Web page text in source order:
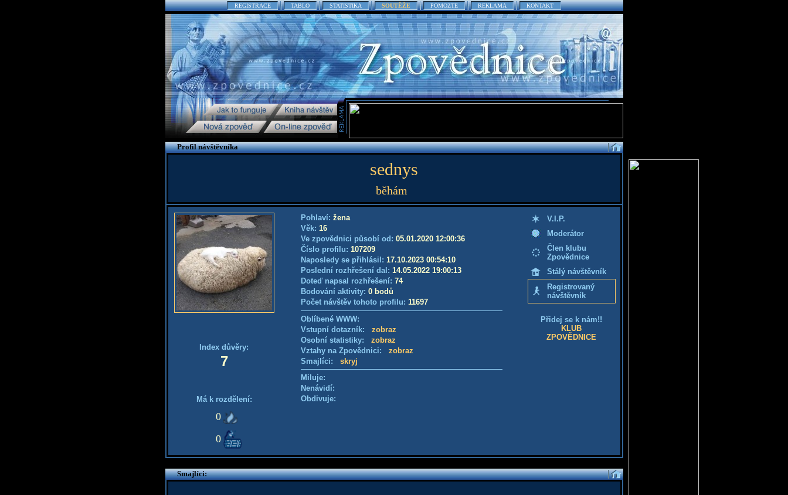
REGISTRACE TABLO STATISTIKA SOUTĚŽE POMOZTE REKLAMA KONTAKT
Profil návštěvníka
sednys
běhám
Index důvěry:
7
Má k rozdělení:
0
0
Pohlaví: žena
Věk: 16
Ve zpovědnici působí od: 05.01.2020 12:00:36
Číslo profilu: 107209
Naposledy se přihlásil: 17.10.2023 00:54:10
Poslední rozhřešení dal: 14.05.2022 19:00:13
Doteď napsal rozhřešení: 74
Bodování aktivity: 0 bodů
Počet návštěv tohoto profilu: 11697
Oblíbené WWW:
Vstupní dotazník: zobraz
Osobní statistiky: zobraz
Vztahy na Zpovědnici: zobraz
Smajlíci: skryj
Miluje:
Nenávidí:
Obdivuje:
V.I.P.
Moderátor
Člen klubu
Zpovědnice
Stálý návštěvník
Registrovaný
návštěvník
Přidej se k nám!!
KLUB
ZPOVĚDNICE
Smajlíci: